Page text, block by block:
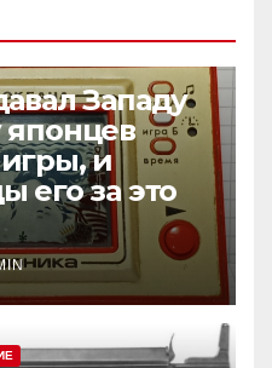
Западу
и
его за это